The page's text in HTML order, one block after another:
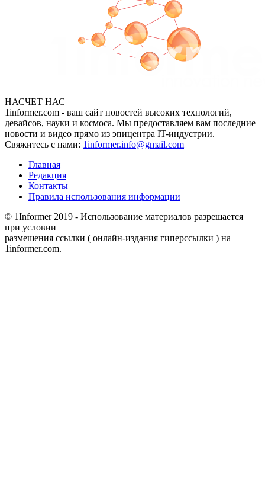
НАСЧЕТ НАС
1informer.com - ваш сайт новостей высоких технологий,
девайсов, науки и космоса. Мы предоставляем вам последние
новости и видео прямо из эпицентра IT-индустрии.
Свяжитесь с нами: 1informer.info@gmail.com
Главная
Редакция
Контакты
Правила использования информации
© 1Informer 2019 - Использование материалов разрешается
при условии
размешения ссылки ( онлайн-издания гиперссылки ) на
1informer.com.